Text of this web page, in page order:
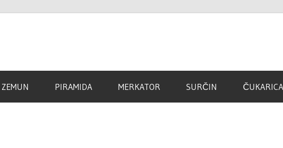
Beograd
ZEMUN PIRAMIDA MERKATOR SURČIN ČUKARICA